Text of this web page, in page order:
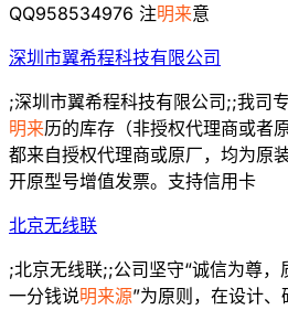
QQ958534976 注明来意
深圳市翼希程科技有限公司
;深圳市翼希程科技有限公司;;我司
明来历的库存（非授权代理商或者
都来自授权代理商或原厂，均为原
开原型号增值发票。支持信用卡
北京无线联
;北京无线联;;公司坚守“诚信为尊，
一分钱说明来源”为原则，在设计、